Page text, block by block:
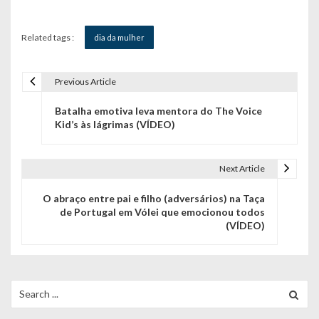
Related tags : dia da mulher
o
Previous Article
Batalha emotiva leva mentora do The Voice
Kid’s às lágrimas (VÍDEO)
Next Article
O abraço entre pai e filho (adversários) na Taça
de Portugal em Vólei que emocionou todos
(VÍDEO)
for: